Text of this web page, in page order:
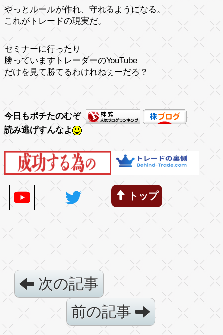
やっとルールが作れ、守れるようになる。
これがトレードの現実だ。
セミナーに行ったり
勝っていますトレーダーのYouTube
だけを見て勝てるわけれねぇーだろ？
今日もポチたのむぞ
読み逃げすんなよ
トップ
次の記事
前の記事